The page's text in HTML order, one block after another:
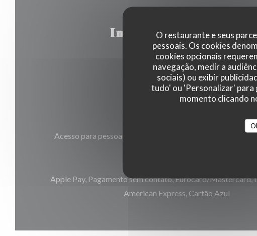
O restaurante e seus
pessoais. Os cookies
cookies opcionais
navegação, medir a
sociais) ou exibir
tudo' ou 'Personalizar' para
momento clicando
Informações gerais
Culinária
Caseiro, produtos frescos
Acesso para pessoas com mobilidade reduzida,
Apple Pay, Pagamento sem contato, Eurocard/Mastercard,
American Express, Cartão Azul